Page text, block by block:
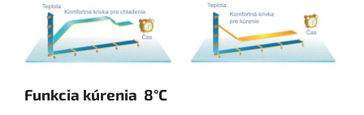
Funkcia kúrenia 8°C